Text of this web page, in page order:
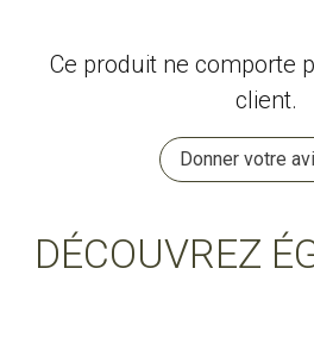
Ce produit ne comporte
client.
Donner votre
DÉCOUVREZ